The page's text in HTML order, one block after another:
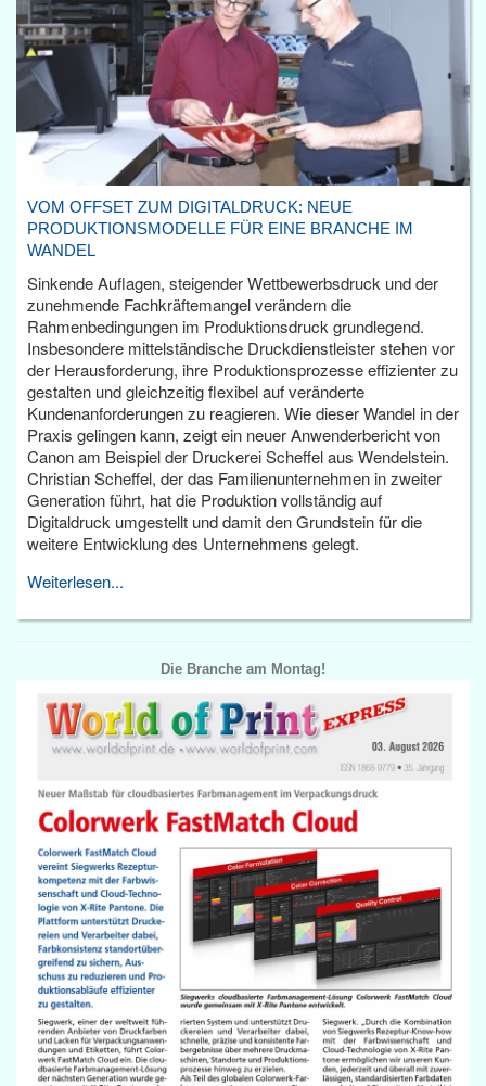
VOM OFFSET ZUM DIGITALDRUCK: NEUE
PRODUKTIONSMODELLE FÜR EINE BRANCHE IM
WANDEL
Sinkende Auflagen, steigender Wettbewerbsdruck und der
zunehmende Fachkräftemangel verändern die
Rahmenbedingungen im Produktionsdruck grundlegend.
Insbesondere mittelständische Druckdienstleister stehen vor
der Herausforderung, ihre Produktionsprozesse effizienter zu
gestalten und gleichzeitig flexibel auf veränderte
Kundenanforderungen zu reagieren. Wie dieser Wandel in der
Praxis gelingen kann, zeigt ein neuer Anwenderbericht von
Canon am Beispiel der Druckerei Scheffel aus Wendelstein.
Christian Scheffel, der das Familienunternehmen in zweiter
Generation führt, hat die Produktion vollständig auf
Digitaldruck umgestellt und damit den Grundstein für die
weitere Entwicklung des Unternehmens gelegt.
Weiterlesen...
Die Branche am Montag!